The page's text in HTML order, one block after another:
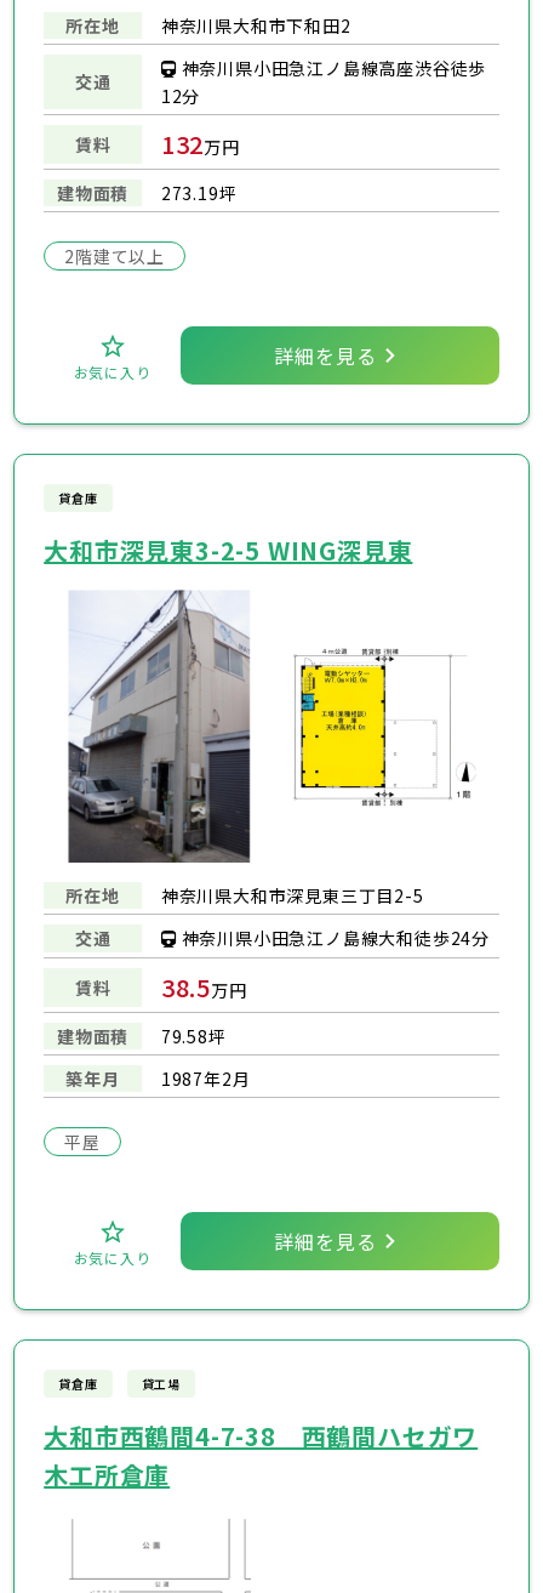
所在地 神奈川県大和市下和田2
交通
神奈川県小田急江ノ島線高座渋谷徒歩
12分
賃料
132万円
建物面積
273.19坪
2階建て以上
お気に入り
詳細を見る
貸倉庫
大和市深見東3-2-5 WING深見東
所在地
神奈川県大和市深見東三丁目2-5
交通
神奈川県小田急江ノ島線大和徒歩24分
賃料 38.5万円
建物面積
79.58坪
築年月
1987年2月
平屋
お気に入り
詳細を見る
貸倉庫 貸工場
大和市西鶴間4-7-38 西鶴間ハセガワ
木工所倉庫